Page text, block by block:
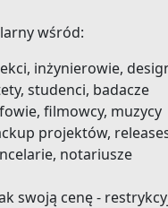
wśród:
inżynierowie,
studenci, badacze
filmowcy, muzycy
projektów,
notariusze
swoją cenę -